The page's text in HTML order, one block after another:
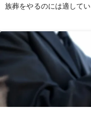
族葬をやるのには適して